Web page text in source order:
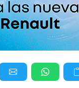
Chino
para la salud